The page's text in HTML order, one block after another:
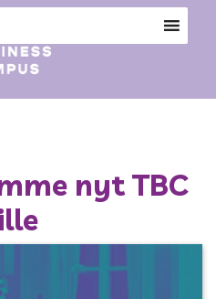
nyt TBC